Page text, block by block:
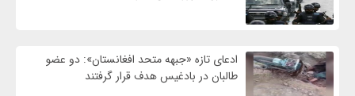
ادعای تازه «جبهه متحد افغانستان»: دو عضو
طالبان در بادغیس هدف قرار گرفتند